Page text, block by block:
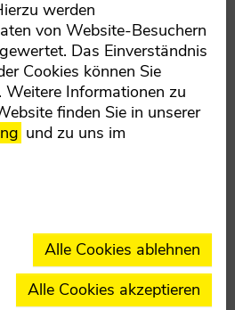
VERTRETEN
Mit Cornelia
der
der ÖAAB-
werden
von Website-Besuchern
Das Einverständnis
Cookies können Sie
Weitere Informationen zu
finden Sie in unserer
und zu uns im
Alle Cookies ablehnen
Alle Cookies akzeptieren